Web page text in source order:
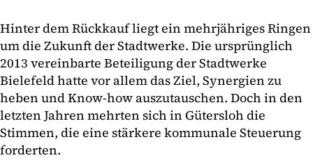
Hinter dem Rückkauf liegt ein mehrjähriges Ringen
um die Zukunft der Stadtwerke. Die ursprünglich
2013 vereinbarte Beteiligung der Stadtwerke
Bielefeld hatte vor allem das Ziel, Synergien zu
heben und Know-how auszutauschen. Doch in den
letzten Jahren mehrten sich in Gütersloh die
Stimmen, die eine stärkere kommunale Steuerung
forderten.